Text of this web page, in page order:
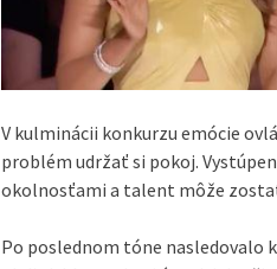
V kulminácii konkurzu emócie
problém udržať si pokoj.
okolnosťami a talent môže
Po poslednom tóne nasledovalo